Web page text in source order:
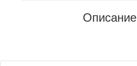
Описание